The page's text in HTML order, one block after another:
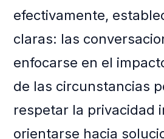
efectivamente,
claras: las
enfocarse en el
de las circunstancias
respetar la privacidad
orientarse hacia